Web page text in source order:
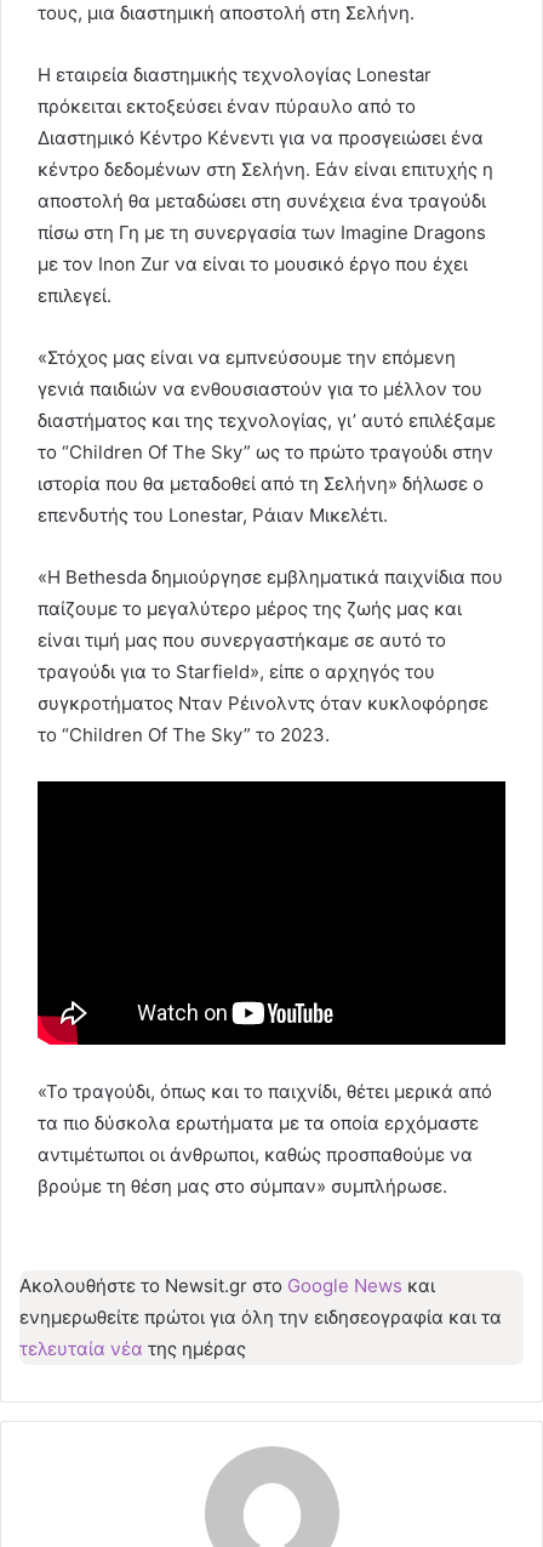
τους, μια διαστημική αποστολή στη Σελήνη.
H εταιρεία διαστημικής τεχνολογίας Lonestar
πρόκειται εκτοξεύσει έναν πύραυλο από το
Διαστημικό Κέντρο Κένεντι για να προσγειώσει ένα
κέντρο δεδομένων στη Σελήνη. Εάν είναι επιτυχής η
αποστολή θα μεταδώσει στη συνέχεια ένα τραγούδι
πίσω στη Γη με τη συνεργασία των Imagine Dragons
με τον Inon Zur να είναι το μουσικό έργο που έχει
επιλεγεί.
«Στόχος μας είναι να εμπνεύσουμε την επόμενη
γενιά παιδιών να ενθουσιαστούν για το μέλλον του
διαστήματος και της τεχνολογίας, γι’ αυτό επιλέξαμε
το “Children Of The Sky” ως το πρώτο τραγούδι στην
ιστορία που θα μεταδοθεί από τη Σελήνη» δήλωσε ο
επενδυτής του Lonestar, Ράιαν Μικελέτι.
«Η Bethesda δημιούργησε εμβληματικά παιχνίδια που
παίζουμε το μεγαλύτερο μέρος της ζωής μας και
είναι τιμή μας που συνεργαστήκαμε σε αυτό το
τραγούδι για το Starfield», είπε ο αρχηγός του
συγκροτήματος Νταν Ρέινολντς όταν κυκλοφόρησε
το “Children Of The Sky” το 2023.
«Το τραγούδι, όπως και το παιχνίδι, θέτει μερικά από
τα πιο δύσκολα ερωτήματα με τα οποία ερχόμαστε
αντιμέτωποι οι άνθρωποι, καθώς προσπαθούμε να
βρούμε τη θέση μας στο σύμπαν» συμπλήρωσε.
Ακολουθήστε το Νewsit.gr στο Google News και
ενημερωθείτε πρώτοι για όλη την ειδησεογραφία και τα
τελευταία νέα της ημέρας